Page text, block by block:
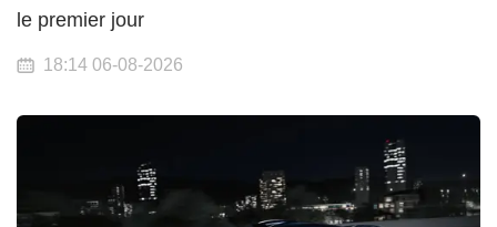
le premier jour
18:14 06-08-2026